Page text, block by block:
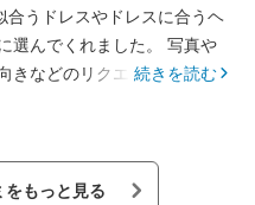
合うドレスやドレスに合うヘ
選んでくれました。 写真や
きなどのリクエストも快く受
続きを読む
をもっと見る